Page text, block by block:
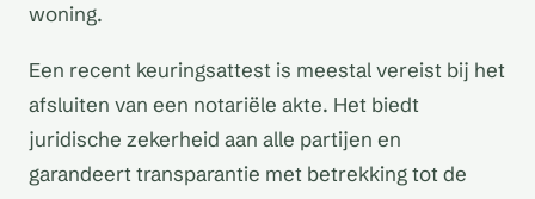
woning.
Een recent keuringsattest is meestal vereist bij het
afsluiten van een notariële akte. Het biedt
juridische zekerheid aan alle partijen en
garandeert transparantie met betrekking tot de